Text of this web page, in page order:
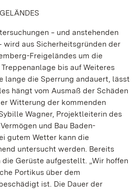
‒ und anstehenden
wird aus Sicherheitsgründen der
Freigeländes um die
bis auf Weiteres
lange die Sperrung andauert, lässt
hängt vom Ausmaß der Schäden
Witterung der kommenden
Wagner, Projektleiterin des
und Bau Baden-
gutem Wetter kann die
untersucht werden. Bereits
Gerüste aufgestellt. „Wir hoffen
Portikus über dem
ist. Die Dauer der